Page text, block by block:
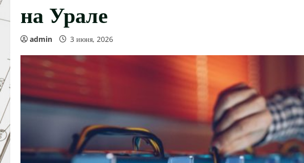
на Урале
admin 3 июня, 2026